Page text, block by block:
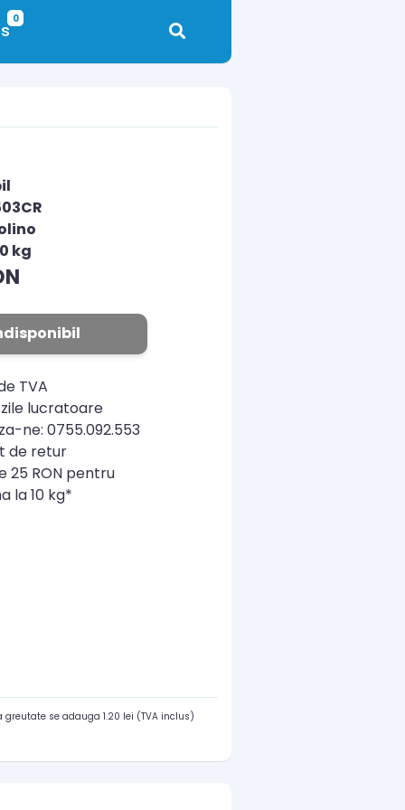
0
kg
TVA
lucratoare
ne: 0755.092.553
de retur
25 RON pentru
la 10 kg*
se adauga 1.20 lei (TVA inclus)